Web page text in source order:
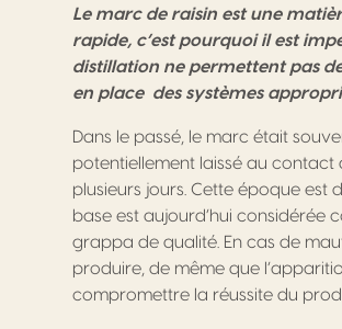
Le marc de raisin est une
rapide, c’est pourquoi il est
distillation ne permettent pas
en place des systèmes
Dans le passé, le marc était
potentiellement laissé au
plusieurs jours. Cette époque est
base est aujourd’hui considérée
grappa de qualité. En cas de
produire, de même que
compromettre la réussite du